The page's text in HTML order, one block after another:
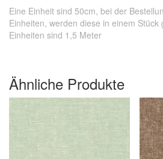
Eine Einheit sind 50cm, bei der
Einheiten, werden diese in einem Stück
Einheiten sind 1,5 Meter
Ähnliche Produkte